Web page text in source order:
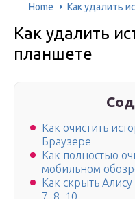
Home Как удалить
Как удалить
планшете
Как очистить
Браузере
Как полностью
мобильном
Как скрыть
7, 8, 10